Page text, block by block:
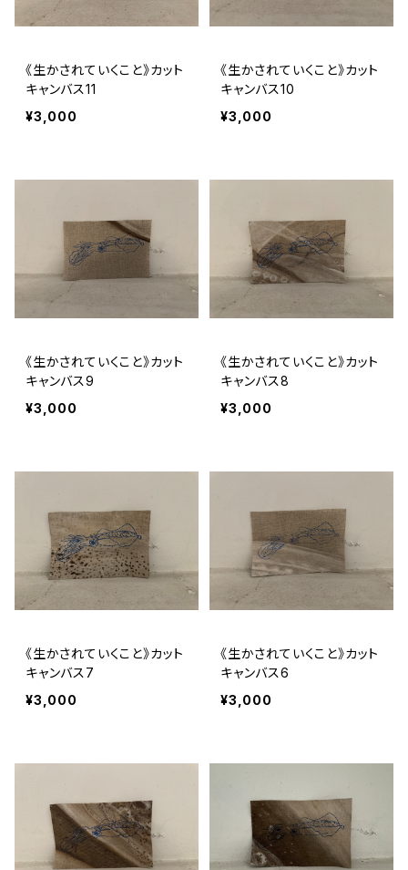
《生かされていくこと》カット
キャンバス11
¥3,000
《生かされていくこと》カット
キャンバス10
¥3,000
《生かされていくこと》カット
キャンバス9
¥3,000
《生かされていくこと》カット
キャンバス8
¥3,000
《生かされていくこと》カット
キャンバス7
¥3,000
《生かされていくこと》カット
キャンバス6
¥3,000